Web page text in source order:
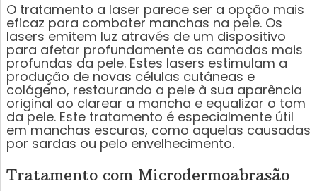
O tratamento a laser parece ser a opção mais
eficaz para combater manchas na pele. Os
lasers emitem luz através de um dispositivo
para afetar profundamente as camadas mais
profundas da pele. Estes lasers estimulam a
produção de novas células cutâneas e
colágeno, restaurando a pele à sua aparência
original ao clarear a mancha e equalizar o tom
da pele. Este tratamento é especialmente útil
em manchas escuras, como aquelas causadas
por sardas ou pelo envelhecimento.
Tratamento com Microdermoabrasão